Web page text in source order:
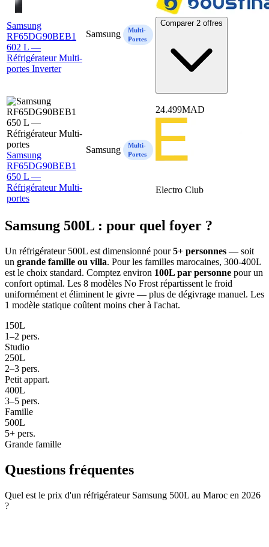
Samsung
RF65DG90BEB1
602 L —
Réfrigérateur Multi-
portes Inverter
Samsung
Multi-
Portes
Comparer 2 offres
Samsung
RF65DG90BEB1
650 L —
Réfrigérateur Multi-
portes
Samsung
Multi-
Portes
24.499MAD
Electro Club
Samsung 500L : pour quel foyer ?
Un réfrigérateur 500L est dimensionné pour5+ personnes — soit
un grande famille ou villa. Pour les familles marocaines, 300-400L
est le choix standard. Comptez environ 100L par personne pour un
confort optimal. Les 8 modèles No Frost répartissent le froid
uniformément et éliminent le givre — plus de dégivrage manuel. Les
1 modèle statique coûtent moins cher à l'achat.
150L
1–2 pers.
Studio
250L
2–3 pers.
Petit appart.
400L
3–5 pers.
Famille
500L
5+ pers.
Grande famille
Questions fréquentes
Quel est le prix d'un réfrigérateur Samsung 500L au Maroc en 2026
?